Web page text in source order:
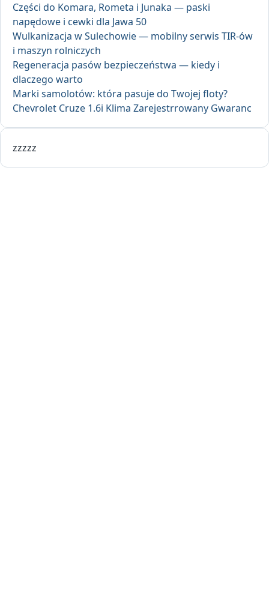
Części do Komara, Rometa i Junaka — paski
napędowe i cewki dla Jawa 50
Wulkanizacja w Sulechowie — mobilny serwis TIR-ów
i maszyn rolniczych
Regeneracja pasów bezpieczeństwa — kiedy i
dlaczego warto
Marki samolotów: która pasuje do Twojej floty?
Chevrolet Cruze 1.6i Klima Zarejestrrowany Gwaranc
zzzzz